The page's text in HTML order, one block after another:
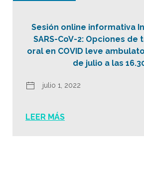
Sesión online informativa
SARS-CoV-2: Opciones
oral en COVID leve
de julio a las
julio 1, 2022
LEER MÁS